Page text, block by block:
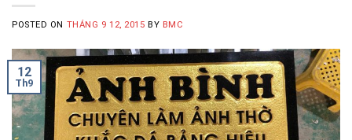
POSTED ON THÁNG 9 12, 2015 BY BMC
12
Th9